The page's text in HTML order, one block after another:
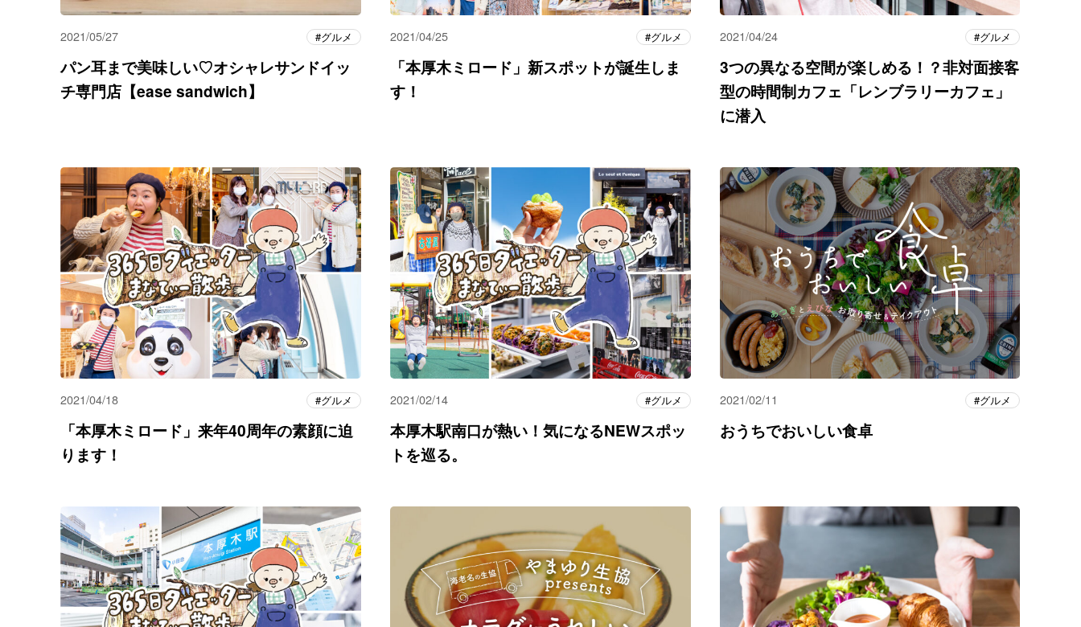
2021/05/27 グルメ
パン耳まで美味しい♡オシャレサンドイッ
チ専門店【ease sandwich】
2021/04/25 グルメ
「本厚木ミロード」新スポットが誕生しま
す！
2021/04/24 グルメ
3つの異なる空間が楽しめる！？非対面接客
型の時間制カフェ「レンブラリーカフェ」
に潜入
2021/04/18 グルメ
「本厚木ミロード」来年40周年の素顔に迫
ります！
2021/02/14 グルメ
本厚木駅南口が熱い！気になるNEWスポッ
トを巡る。
2021/02/11 グルメ
おうちでおいしい食卓